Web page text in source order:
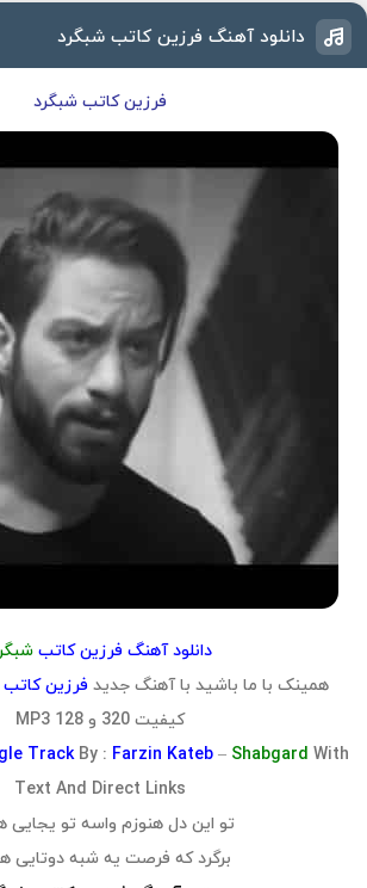
دانلود آهنگ فرزین کاتب شبگرد
فرزین کاتب شبگرد
دانلود آهنگ فرزین کاتب
همینک با ما باشید با آهنگ جدید فرزین کاتب
کیفیت 320 و 128 MP3
Track By : Farzin Kateb – Shabgard With
Text And Direct Links
تو این دل هنوزم واسه تو
برگرد که فرصت یه شبه